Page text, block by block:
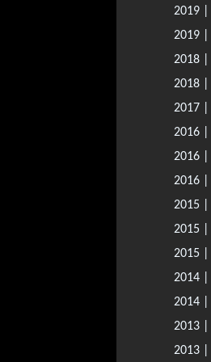
2019 |
2019 |
2018 |
2018 |
2017 |
2016 |
2016 |
2016 |
2015 |
2015 |
2015 |
2014 |
2014 |
2013 |
2013 |